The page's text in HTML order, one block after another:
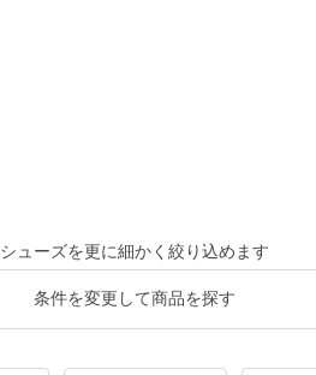
シューズを更に細かく絞り込めます
条件を変更して商品を探す